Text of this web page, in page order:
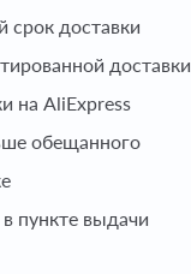
срок доставки
доставки
на AliExpress
обещанного
пункте выдачи